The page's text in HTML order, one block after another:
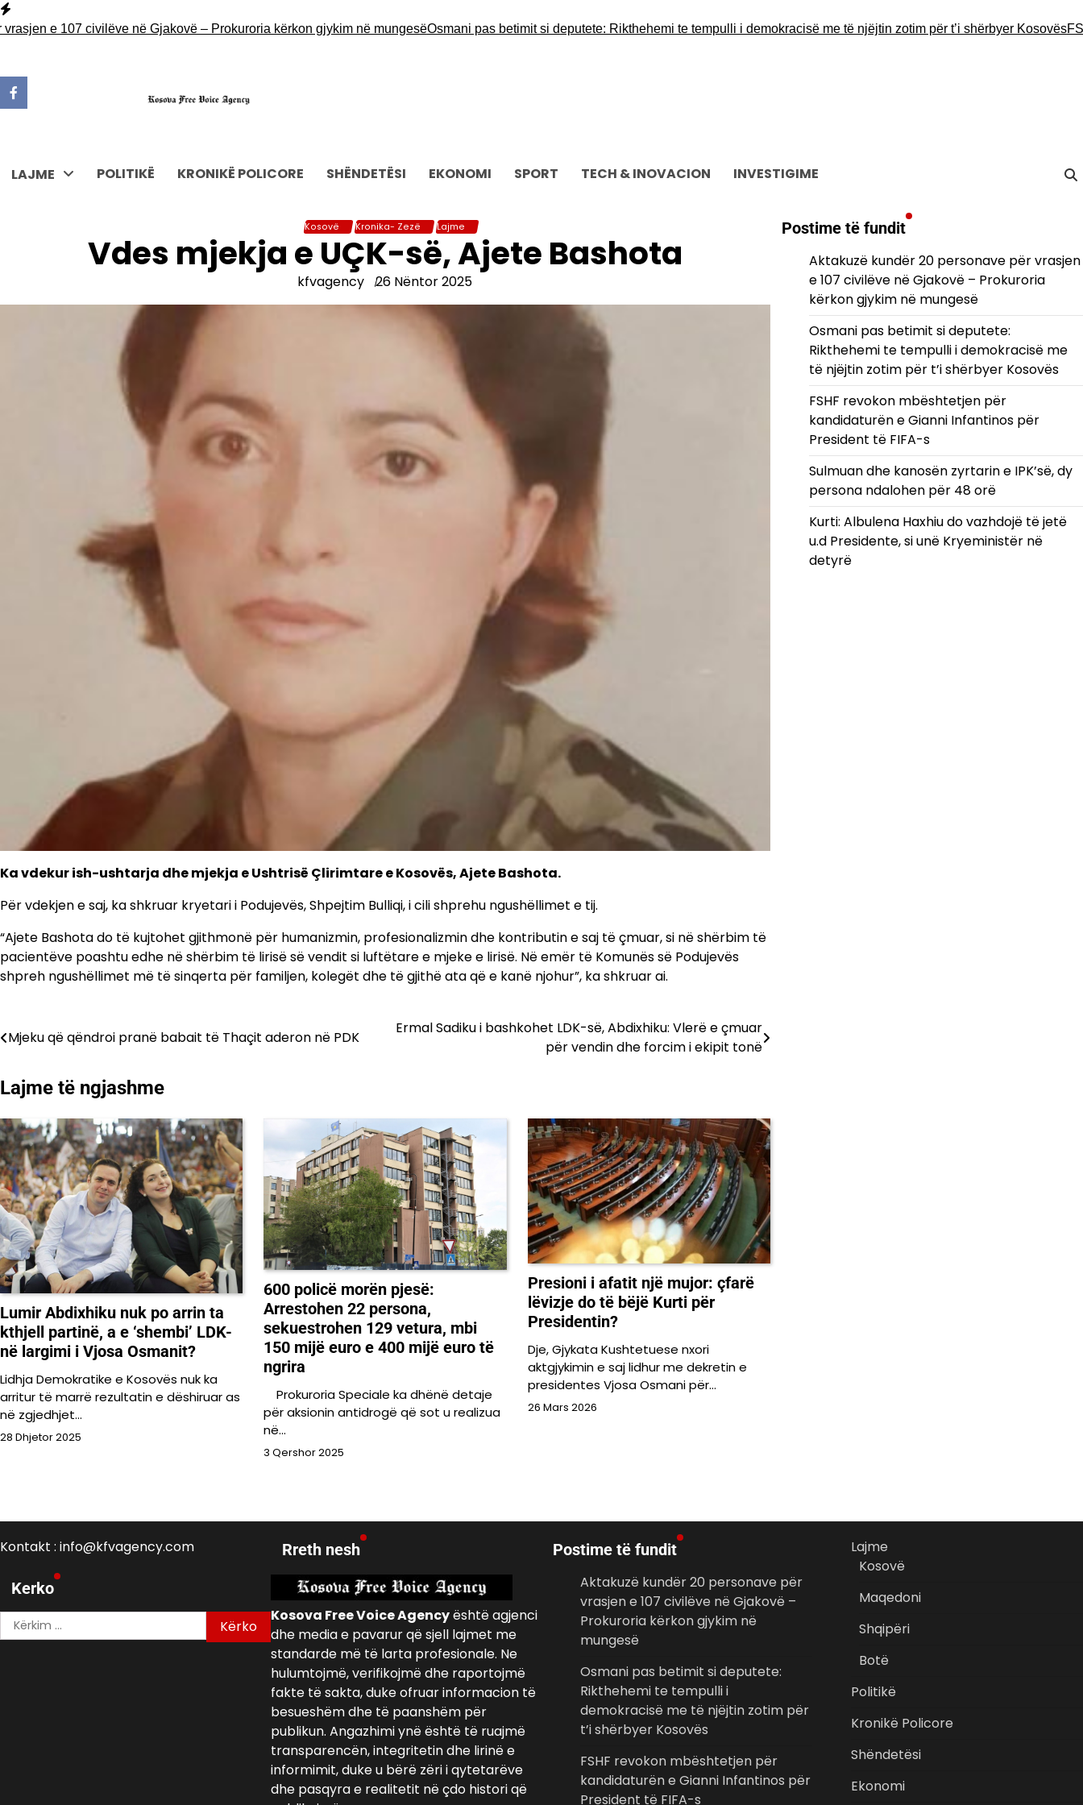
Skip
to e 107 civilëve në Gjakovë – Prokuroria kërkon gjykim në mungesëOsmani pas betimit si deputete: Rikthehemi te tempulli i demokracisë me të njëjtin zotim për t’i shërbyer KosovësFSHF
LAJME POLITIKË KRONIKË POLICORE SHËNDETËSI EKONOMI SPORT TECH & INOVACION INVESTIGIME
Kosovë Kronika- Zezë Lajme
Vdes mjekja e UÇK-së, Ajete Bashota
kfvagency 26 Nëntor 2025
Ka vdekur ish-ushtarja dhe mjekja e Ushtrisë Çlirimtare e Kosovës, Ajete Bashota.
Për vdekjen e saj, ka shkruar kryetari i Podujevës, Shpejtim Bulliqi, i cili shprehu ngushëllimet e tij.
“Ajete Bashota do të kujtohet gjithmonë për humanizmin, profesionalizmin dhe kontributin e saj të çmuar, si në shërbim të
pacientëve poashtu edhe në shërbim të lirisë së vendit si luftëtare e mjeke e lirisë. Në emër të Komunës së Podujevës
shpreh ngushëllimet më të sinqerta për familjen, kolegët dhe të gjithë ata që e kanë njohur”, ka shkruar ai.
Lëvizje
postimet
Mjeku që qëndroi pranë babait të Thaçit aderon në PDK
Ermal Sadiku i bashkohet LDK-së, Abdixhiku: Vlerë e çmuar
për vendin dhe forcim i ekipit tonë
Lajme të ngjashme
Lumir Abdixhiku nuk po arrin ta
kthjell partinë, a e ‘shembi’ LDK-
në largimi i Vjosa Osmanit?
Lidhja Demokratike e Kosovës nuk ka
arritur të marrë rezultatin e dëshiruar as
në zgjedhjet…
28 Dhjetor 2025
600 policë morën pjesë:
Arrestohen 22 persona,
sekuestrohen 129 vetura, mbi
150 mijë euro e 400 mijë euro të
ngrira
Prokuroria Speciale ka dhënë detaje
për aksionin antidrogë që sot u realizua
në…
3 Qershor 2025
Presioni i afatit një mujor: çfarë
lëvizje do të bëjë Kurti për
Presidentin?
Dje, Gjykata Kushtetuese nxori
aktgjykimin e saj lidhur me dekretin e
presidentes Vjosa Osmani për…
26 Mars 2026
Postime të fundit
Aktakuzë kundër 20 personave për vrasjen
e 107 civilëve në Gjakovë – Prokuroria
kërkon gjykim në mungesë
Osmani pas betimit si deputete:
Rikthehemi te tempulli i demokracisë me
të njëjtin zotim për t’i shërbyer Kosovës
FSHF revokon mbështetjen për
kandidaturën e Gianni Infantinos për
President të FIFA-s
Sulmuan dhe kanosën zyrtarin e IPK’së, dy
persona ndalohen për 48 orë
Kurti: Albulena Haxhiu do vazhdojë të jetë
u.d Presidente, si unë Kryeministër në
detyrë
Kontakt : info@kfvagency.com
Kerko
Kërko
për:
Rreth nesh
Kosova Free Voice Agencyështë agjenci
dhe media e pavarur që sjell lajmet me
standarde më të larta profesionale. Ne
hulumtojmë, verifikojmë dhe raportojmë
fakte të sakta, duke ofruar informacion të
besueshëm dhe të paanshëm për
publikun. Angazhimi ynë është të ruajmë
transparencën, integritetin dhe lirinë e
informimit, duke u bërë zëri i qytetarëve
dhe pasqyra e realitetit në çdo histori që
Postime të fundit
Aktakuzë kundër 20 personave për
vrasjen e 107 civilëve në Gjakovë –
Prokuroria kërkon gjykim në
mungesë
Osmani pas betimit si deputete:
Rikthehemi te tempulli i
demokracisë me të njëjtin zotim për
t’i shërbyer Kosovës
FSHF revokon mbështetjen për
kandidaturën e Gianni Infantinos për
President të FIFA-s
Lajme
Kosovë
Maqedoni
Shqipëri
Botë
Politikë
Kronikë Policore
Shëndetësi
Ekonomi